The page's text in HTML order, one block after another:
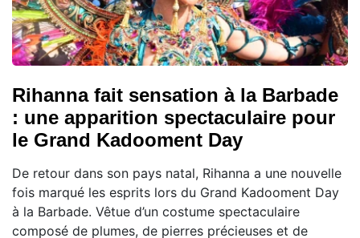
Rihanna fait sensation à la Barbade
: une apparition spectaculaire pour
le Grand Kadooment Day
De retour dans son pays natal, Rihanna a une nouvelle
fois marqué les esprits lors du Grand Kadooment Day
à la Barbade. Vêtue d’un costume spectaculaire
composé de plumes, de pierres précieuses et de